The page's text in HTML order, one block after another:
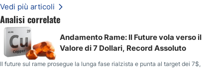
Vedi più articoli
Analisi correlate
Andamento Rame: Il Future vola verso il
Valore di 7 Dollari, Record Assoluto
Il future sul rame prosegue la lunga fase rialzista e punta al target dei 7$,